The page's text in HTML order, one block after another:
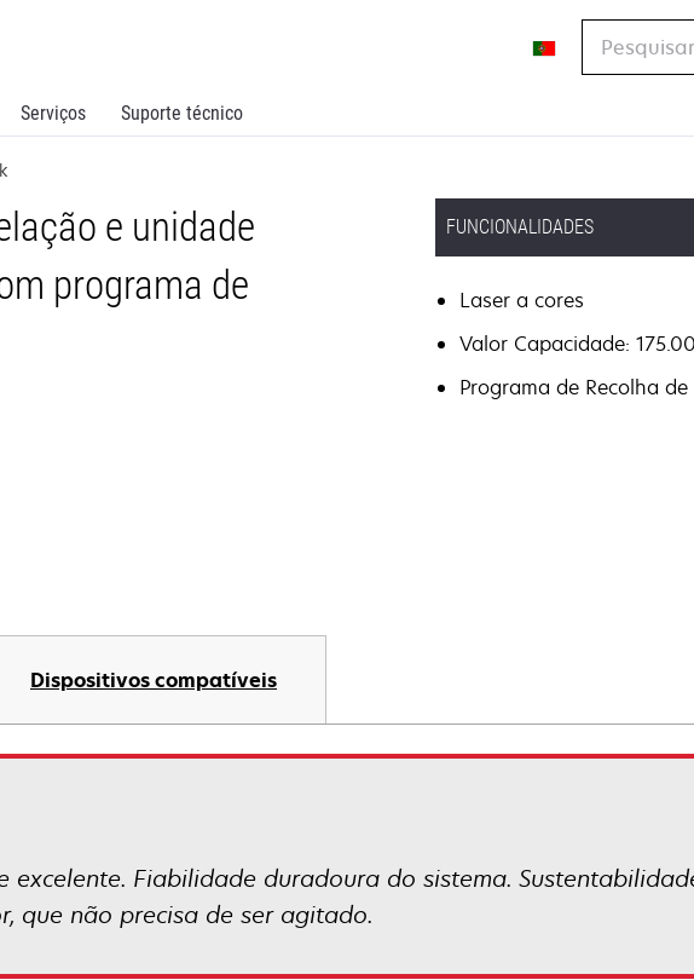
Serviços Suporte técnico
e unidade
programa de
FUNCIONALIDADES
Laser a cores
Valor Capacidade:
Programa de Recolha de
Dispositivos compatíveis
excelente. Fiabilidade duradoura do sistema.
que não precisa de ser agitado.